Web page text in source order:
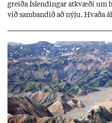
greiða Ís­lend­ing­ar at­kvæði um
við sam­band­ið að nýju. Hvaða